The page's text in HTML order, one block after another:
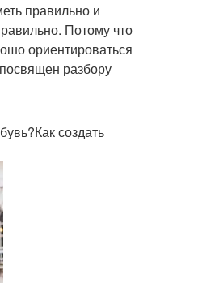
правильно и
Потому что
ориентироваться
разбору
создать